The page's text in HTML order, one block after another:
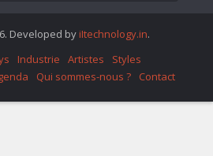
Developed by iItechnology.in.
Industrie Artistes
Styles
Qui sommes-nous ? Contact